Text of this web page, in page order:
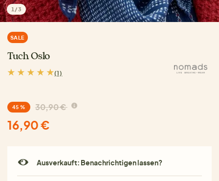
1 /3
SALE
Tuch Oslo
(1)
45 % 30,90 €
16,90 €
Ausverkauft: Benachrichtigen lassen?